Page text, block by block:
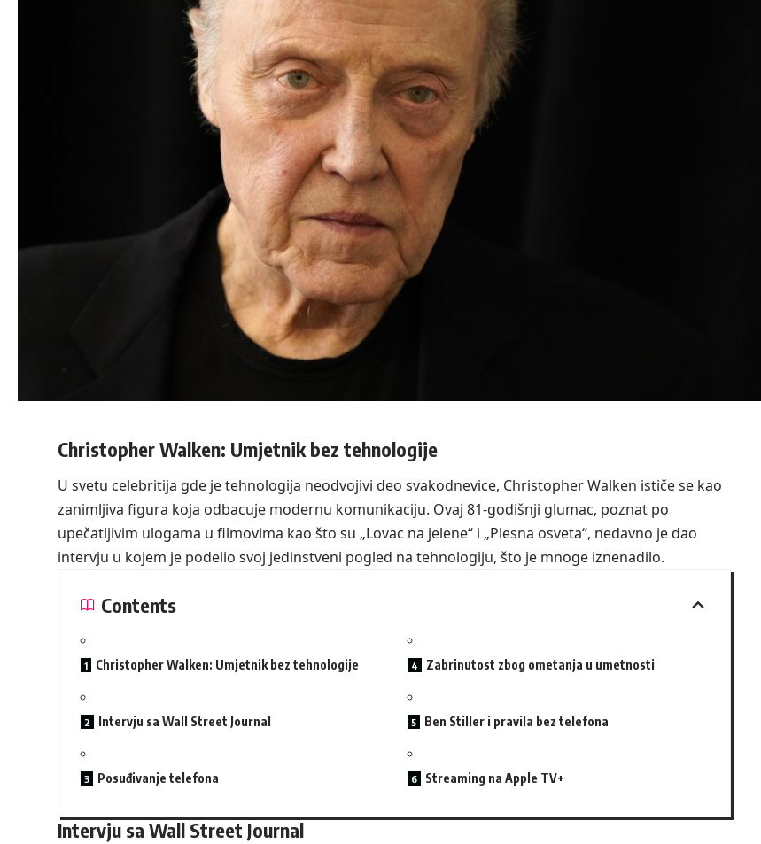
Christopher Walken: Umjetnik bez tehnologije
U svetu celebritija gde je tehnologija neodvojivi deo svakodnevice, Christopher Walken ističe se kao
zanimljiva figura koja odbacuje modernu komunikaciju. Ovaj 81-godišnji glumac, poznat po
upečatljivim ulogama u filmovima kao što su „Lovac na jelene“ i „Plesna osveta“, nedavno je dao
intervju u kojem je podelio svoj jedinstveni pogled na tehnologiju, što je mnoge iznenadilo.
Contents
Christopher Walken: Umjetnik bez tehnologije
Intervju sa Wall Street Journal
Posuđivanje telefona
Zabrinutost zbog ometanja u umetnosti
Ben Stiller i pravila bez telefona
Streaming na Apple TV+
Intervju sa Wall Street Journal